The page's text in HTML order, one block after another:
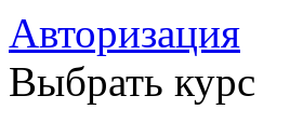
Авторизация
Выбрать курс